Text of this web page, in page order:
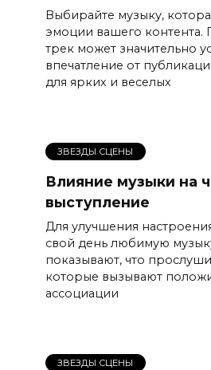
Выбирайте музыку,
эмоции вашего
трек может значительно
впечатление от
для ярких и веселых
ЗВЕЗДЫ СЦЕНЫ
Влияние музыки на
выступление
Для улучшения
свой день любимую
показывают, что
которые вызывают
ассоциации
ЗВЕЗДЫ СЦЕНЫ